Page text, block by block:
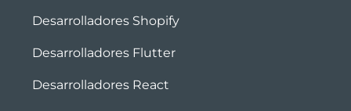
Desarrolladores Shopify
Desarrolladores Flutter
Desarrolladores React